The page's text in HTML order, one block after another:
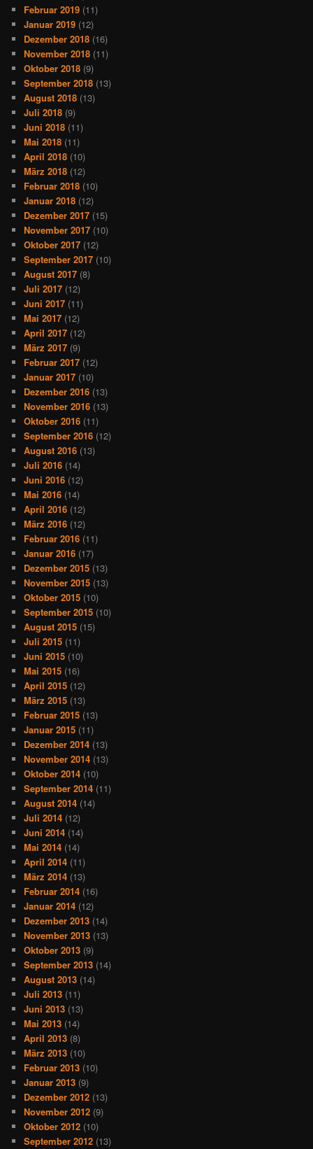
Februar 2019 (11)
Januar 2019 (12)
Dezember 2018 (16)
November 2018 (11)
Oktober 2018 (9)
September 2018 (13)
August 2018 (13)
Juli 2018 (9)
Juni 2018 (11)
Mai 2018 (11)
April 2018 (10)
März 2018 (12)
Februar 2018 (10)
Januar 2018 (12)
Dezember 2017 (15)
November 2017 (10)
Oktober 2017 (12)
September 2017 (10)
August 2017 (8)
Juli 2017 (12)
Juni 2017 (11)
Mai 2017 (12)
April 2017 (12)
März 2017 (9)
Februar 2017 (12)
Januar 2017 (10)
Dezember 2016 (13)
November 2016 (13)
Oktober 2016 (11)
September 2016 (12)
August 2016 (13)
Juli 2016 (14)
Juni 2016 (12)
Mai 2016 (14)
April 2016 (12)
März 2016 (12)
Februar 2016 (11)
Januar 2016 (17)
Dezember 2015 (13)
November 2015 (13)
Oktober 2015 (10)
September 2015 (10)
August 2015 (15)
Juli 2015 (11)
Juni 2015 (10)
Mai 2015 (16)
April 2015 (12)
März 2015 (13)
Februar 2015 (13)
Januar 2015 (11)
Dezember 2014 (13)
November 2014 (13)
Oktober 2014 (10)
September 2014 (11)
August 2014 (14)
Juli 2014 (12)
Juni 2014 (14)
Mai 2014 (14)
April 2014 (11)
März 2014 (13)
Februar 2014 (16)
Januar 2014 (12)
Dezember 2013 (14)
November 2013 (13)
Oktober 2013 (9)
September 2013 (14)
August 2013 (14)
Juli 2013 (11)
Juni 2013 (13)
Mai 2013 (14)
April 2013 (8)
März 2013 (10)
Februar 2013 (10)
Januar 2013 (9)
Dezember 2012 (13)
November 2012 (9)
Oktober 2012 (10)
September 2012 (13)